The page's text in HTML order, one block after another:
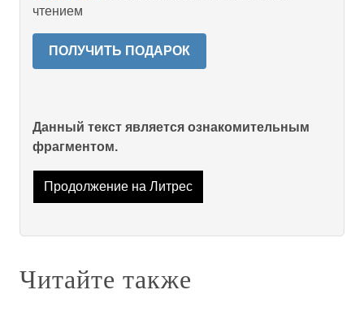
чтением
ПОЛУЧИТЬ ПОДАРОК
Данный текст является ознакомительным
фрагментом.
Продолжение на Литрес
Читайте также